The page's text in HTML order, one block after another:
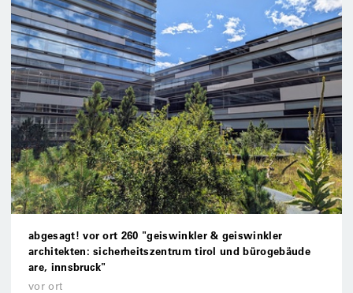
abgesagt! vor ort 260 "geiswinkler & geiswinkler
architekten: sicherheitszentrum tirol und bürogebäude
are, innsbruck"
vor ort